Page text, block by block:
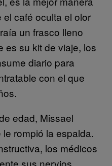
café oculta el olor
un frasco lleno
es su kit de viaje, los
diario para
con el que
edad, Missael
rompió la espalda.
los médicos
sus nervios,